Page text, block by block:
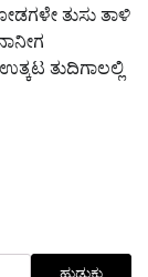
ತುಸು ತಾಳಿ
ತುದಿಗಾಲಲ್ಲಿ
ಹುಡುಕು